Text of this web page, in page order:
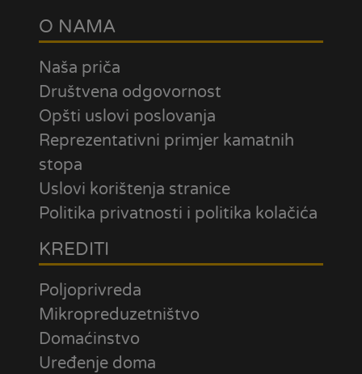
O NAMA
Naša priča
Društvena odgovornost
Opšti uslovi poslovanja
Reprezentativni primjer kamatnih
stopa
Uslovi korištenja stranice
Politika privatnosti i politika kolačića
KREDITI
Poljoprivreda
Mikropreduzetništvo
Domaćinstvo
Uređenje doma